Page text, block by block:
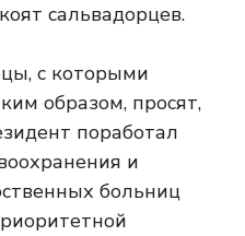
сальвадорцев.
с которыми
образом, просят,
поработал
и
больниц